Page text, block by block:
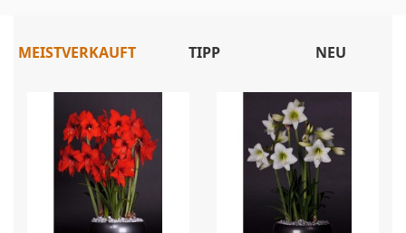
MEISTVERKAUFT TIPP NEU